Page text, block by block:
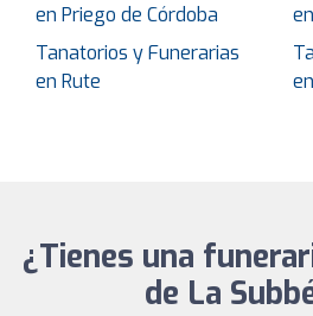
en Priego de Córdoba
Tanatorios y Funerarias
en Rute
¿Tienes una
de La